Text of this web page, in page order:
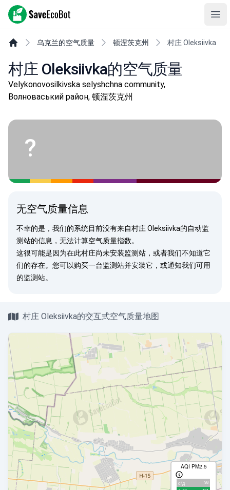
SaveEcoBot
乌克兰的空气质量 顿涅茨克州 村庄 Oleksiivka
村庄 Oleksiivka的空气质量
Velykonovosilkivska selyshchna community,
Волноваський район, 顿涅茨克州
?
无空气质量信息
不幸的是，我们的系统目前没有来自村庄 Oleksiivka的自动监
测站的信息，无法计算空气质量指数。
这很可能是因为在此村庄尚未安装监测站，或者我们不知道它
们的存在。您可以购买一台监测站并安装它，或通知我们可用
的监测站。
村庄 Oleksiivka的交互式空气质量地图
AQI PM2.5
с/д 98